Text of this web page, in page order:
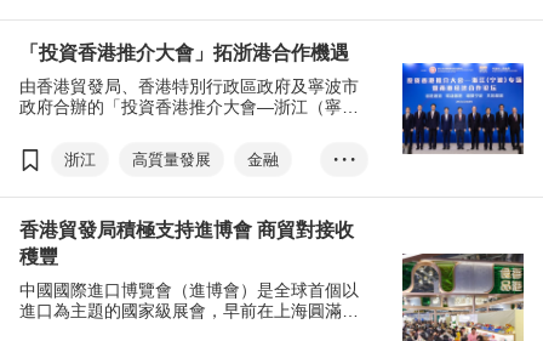
「投資香港推介大會」拓浙港合作機遇
由香港貿發局、香港特別行政區政府及寧波市
政府合辦的「投資香港推介大會—浙江（寧
波圓滿舉行，向內地企業推廣香港的獨特優勢
和「引進來、走出去」的雙向平台角色，促進
約，將赴港開設業務。
浙江 高質量發展
金融
創科
專業服務
• • •
香港貿發局積極支持進博會 商貿對接收
穫豐
中國國際進口博覽會（進博會）是全球首個以
進口為主題的國家級展會，早前在上海圓滿結